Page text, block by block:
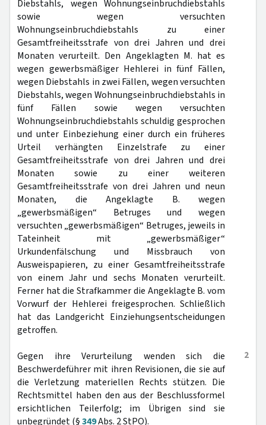
Diebstahls, wegen Wohnungseinbruchdiebstahls
sowie wegen versuchten
Wohnungseinbruchdiebstahls zu einer
Gesamtfreiheitsstrafe von drei Jahren und drei
Monaten verurteilt. Den Angeklagten M. hat es
wegen gewerbsmäßiger Hehlerei in fünf Fällen,
wegen Diebstahls in zwei Fällen, wegen versuchten
Diebstahls, wegen Wohnungseinbruchdiebstahls in
fünf Fällen sowie wegen versuchten
Wohnungseinbruchdiebstahls schuldig gesprochen
und unter Einbeziehung einer durch ein früheres
Urteil verhängten Einzelstrafe zu einer
Gesamtfreiheitsstrafe von drei Jahren und drei
Monaten sowie zu einer weiteren
Gesamtfreiheitsstrafe von drei Jahren und neun
Monaten, die Angeklagte B. wegen
„gewerbsmäßigen“ Betruges und wegen
versuchten „gewerbsmäßigen“ Betruges, jeweils in
Tateinheit mit „gewerbsmäßiger“
Urkundenfälschung und Missbrauch von
Ausweispapieren, zu einer Gesamtfreiheitsstrafe
von einem Jahr und sechs Monaten verurteilt.
Ferner hat die Strafkammer die Angeklagte B. vom
Vorwurf der Hehlerei freigesprochen. Schließlich
hat das Landgericht Einziehungsentscheidungen
getroffen.
2
Gegen ihre Verurteilung wenden sich die
Beschwerdeführer mit ihren Revisionen, die sie auf
die Verletzung materiellen Rechts stützen. Die
Rechtsmittel haben den aus der Beschlussformel
ersichtlichen Teilerfolg; im Übrigen sind sie
unbegründet (§349Abs. 2 StPO).